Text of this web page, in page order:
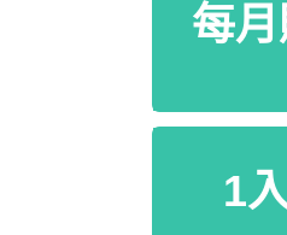
每
1